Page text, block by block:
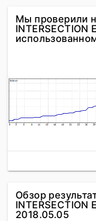
Мы проверили
INTERSECTION
Обзор
INTERSECTION
2018.05.05